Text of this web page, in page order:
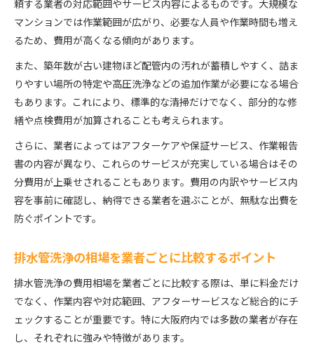
過剰請求を避けるための費用確認ポイント
口コミと評判から考える洗浄の信頼性
口コミで選ぶ集合住宅排水管洗浄業者の安心感
評判が高い排水管洗浄サービスの特徴を解説
集合住宅排水管洗浄の満足度は口コミで判断
大阪府の集合住宅排水管洗浄の評判を調べる方法
口コミ活用で信頼できる排水管洗浄を依頼する
頼する業者の対応範囲やサービス内容によるものです。大規模な
マンションでは作業範囲が広がり、必要な人員や作業時間も増え
るため、費用が高くなる傾向があります。
また、築年数が古い建物ほど配管内の汚れが蓄積しやすく、詰ま
りやすい場所の特定や高圧洗浄などの追加作業が必要になる場合
もあります。これにより、標準的な清掃だけでなく、部分的な修
繕や点検費用が加算されることも考えられます。
さらに、業者によってはアフターケアや保証サービス、作業報告
書の内容が異なり、これらのサービスが充実している場合はその
分費用が上乗せされることもあります。費用の内訳やサービス内
容を事前に確認し、納得できる業者を選ぶことが、無駄な出費を
防ぐポイントです。
排水管洗浄の相場を業者ごとに比較するポイント
排水管洗浄の費用相場を業者ごとに比較する際は、単に料金だけ
でなく、作業内容や対応範囲、アフターサービスなど総合的にチ
ェックすることが重要です。特に大阪府内では多数の業者が存在
し、それぞれに強みや特徴があります。